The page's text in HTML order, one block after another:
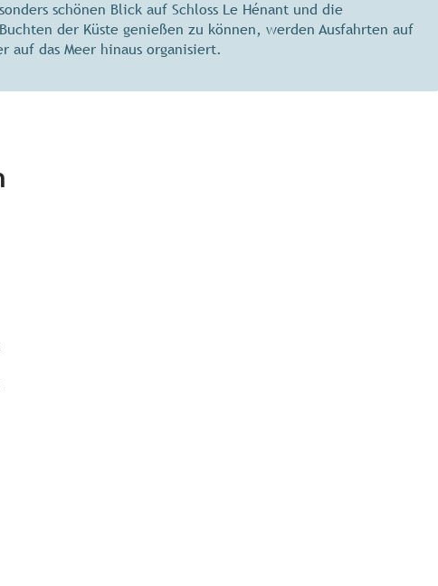
schönen Blick auf Schloss Le Hénant und die
der Küste genießen zu können, werden Ausfahrten auf
auf das Meer hinaus organisiert.